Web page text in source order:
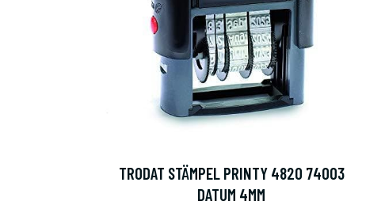
TRODAT STÄMPEL PRINTY 4820 74003
DATUM 4MM